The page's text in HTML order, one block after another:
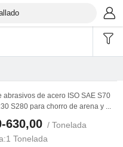
abrasivos de acero ISO SAE S70
S280 para chorro de arena y ...
630,00 / Tonelada
1 Tonelada